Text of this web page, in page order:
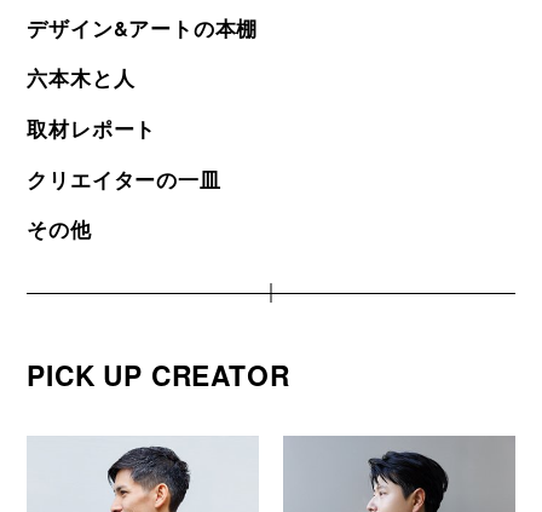
デザイン&アートの本棚
六本木と人
取材レポート
クリエイターの一皿
その他
PICK UP CREATOR